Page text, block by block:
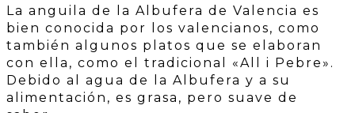
La anguila de la Albufera de Valencia es
bien conocida por los valencianos, como
también algunos platos que se elaboran
con ella, como el tradicional «All i Pebre».
Debido al agua de la Albufera y a su
alimentación, es grasa, pero suave de